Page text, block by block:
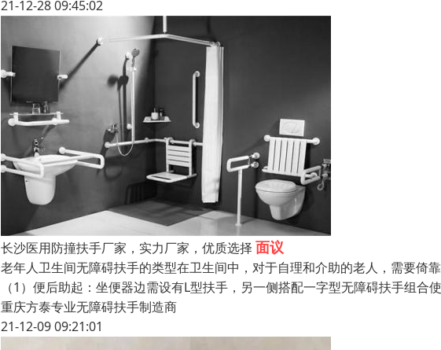
21-12-28 09:45:02
长沙医用防撞扶手厂家，实力厂家，优质选择 面议
老年人卫生间无障碍扶手的类型在卫生间中，对于自理和介助的老人，需要倚
（1）便后助起：坐便器边需设有L型扶手，另一侧搭配一字型无障碍扶手组
重庆方泰专业无障碍扶手制造商
21-12-09 09:21:01